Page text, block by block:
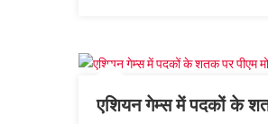
एशियन गेम्स में पदकों के